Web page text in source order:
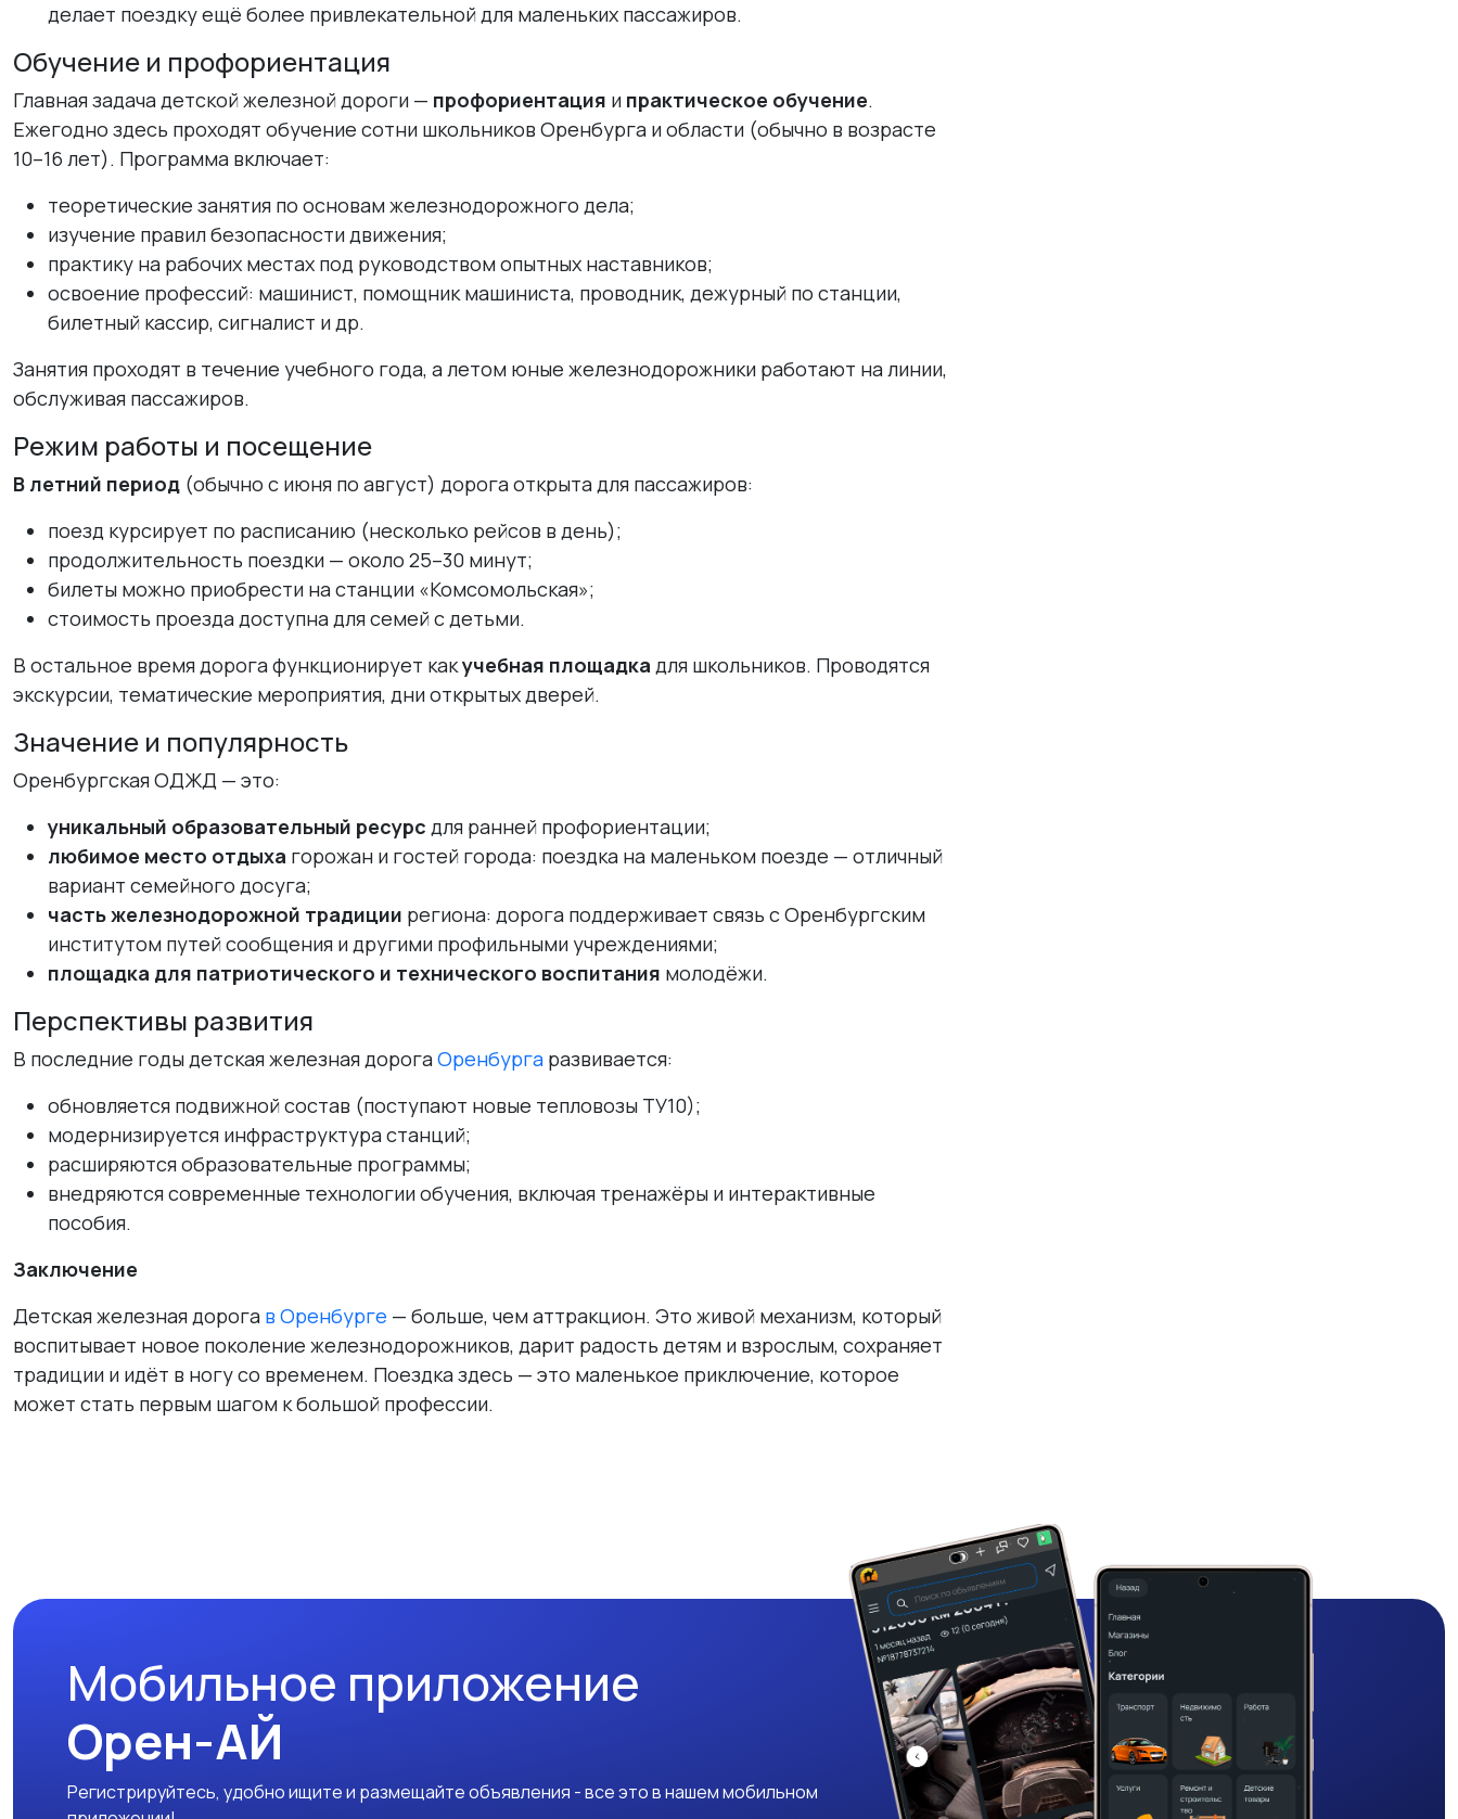
делает поездку ещё более привлекательной для маленьких пассажиров.
Обучение и профориентация
Главная задача детской железной дороги — профориентация и практическое обучение.
Ежегодно здесь проходят обучение сотни школьников Оренбурга и области (обычно в возрасте
10–16 лет). Программа включает:
теоретические занятия по основам железнодорожного дела;
изучение правил безопасности движения;
практику на рабочих местах под руководством опытных наставников;
освоение профессий: машинист, помощник машиниста, проводник, дежурный по станции,
билетный кассир, сигналист и др.
Занятия проходят в течение учебного года, а летом юные железнодорожники работают на линии,
обслуживая пассажиров.
Режим работы и посещение
В летний период (обычно с июня по август) дорога открыта для пассажиров:
поезд курсирует по расписанию (несколько рейсов в день);
продолжительность поездки — около 25–30 минут;
билеты можно приобрести на станции «Комсомольская»;
стоимость проезда доступна для семей с детьми.
В остальное время дорога функционирует какучебная площадка для школьников. Проводятся
экскурсии, тематические мероприятия, дни открытых дверей.
Значение и популярность
Оренбургская ОДЖД — это:
уникальный образовательный ресурс для ранней профориентации;
любимое место отдыха горожан и гостей города: поездка на маленьком поезде — отличный
вариант семейного досуга;
часть железнодорожной традиции региона: дорога поддерживает связь с Оренбургским
институтом путей сообщения и другими профильными учреждениями;
площадка для патриотического и технического воспитания молодёжи.
Перспективы развития
В последние годы детская железная дорогаОренбурга развивается:
обновляется подвижной состав (поступают новые тепловозы ТУ10);
модернизируется инфраструктура станций;
расширяются образовательные программы;
внедряются современные технологии обучения, включая тренажёры и интерактивные
пособия.
Заключение
Детская железная дорога в Оренбурге — больше, чем аттракцион. Это живой механизм, который
воспитывает новое поколение железнодорожников, дарит радость детям и взрослым, сохраняет
традиции и идёт в ногу со временем. Поездка здесь — это маленькое приключение, которое
может стать первым шагом к большой профессии.
Мобильное приложение
Орен-АЙ
Регистрируйтесь, удобно ищите и размещайте объявления - все это в нашем мобильном